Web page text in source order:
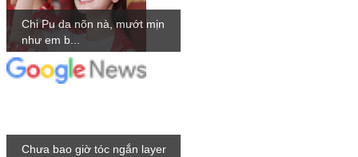
Chi Pu da nõn nà, mướt mịn
như em b...
Chưa bao giờ tóc ngắn layer